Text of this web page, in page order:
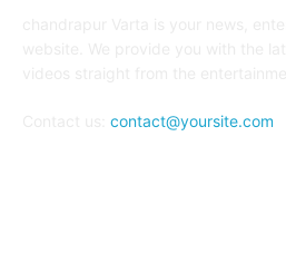
contact@yoursite.com